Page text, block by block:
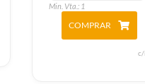
Min. Vta.: 1
COMPRAR
c/